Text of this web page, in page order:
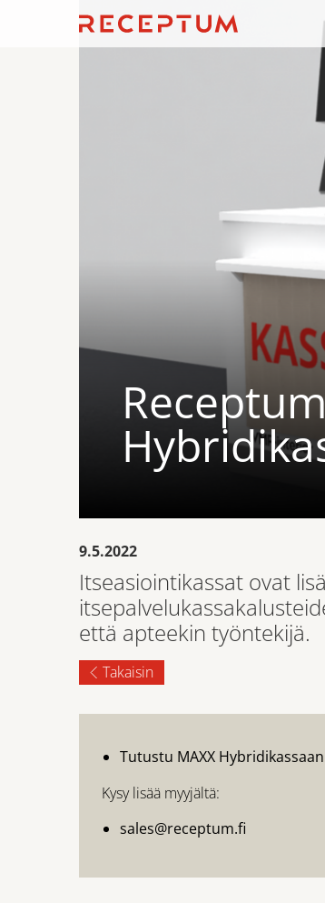
9.5.2022
Itseasiointikassat ovat
että apteekin työntekijä.
Takaisin
Tutustu MAXX Hybridikassaan
Kysy lisää myyjältä:
sales@receptum.fi